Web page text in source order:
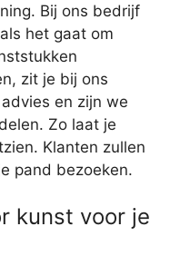
Bij ons bedrijf
het gaat om
zit je bij ons
en zijn we
Zo laat je
Klanten zullen
pand bezoeken.
kunst voor je